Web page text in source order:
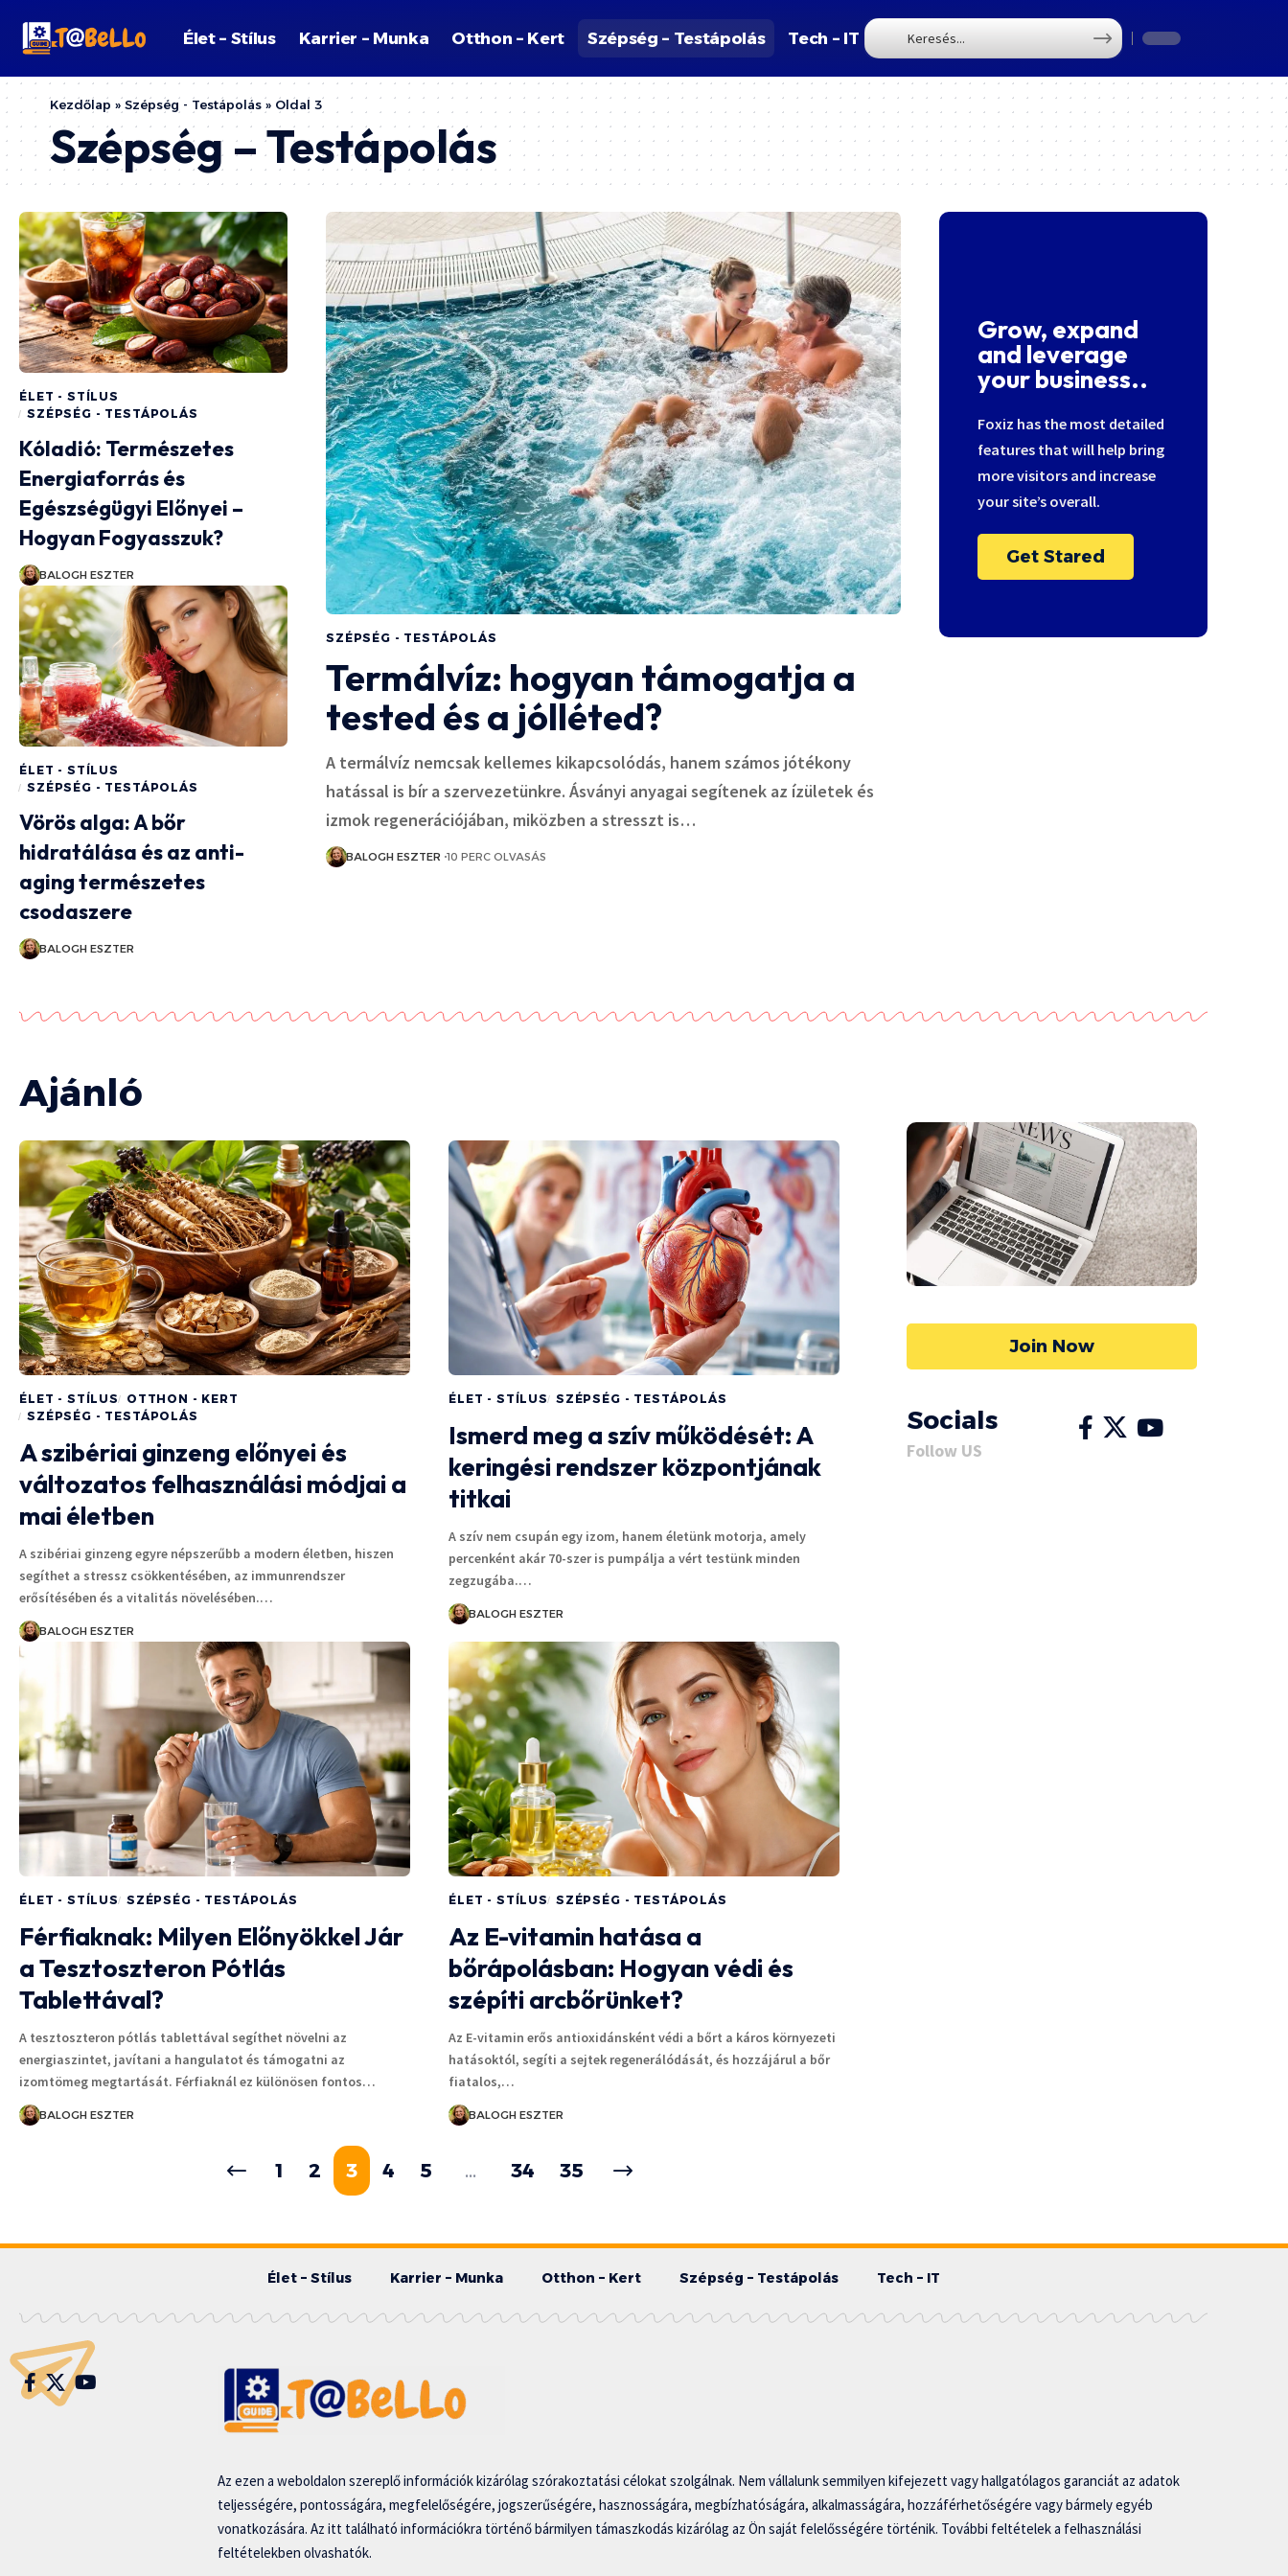
Élet – Stílus Karrier – Munka Otthon – Kert Szépség – Testápolás Tech – IT
Kezdőlap » Szépség - Testápolás » Oldal 3
Szépség – Testápolás
ÉLET - STÍLUS
SZÉPSÉG - TESTÁPOLÁS
Kóladió: Természetes
Energiaforrás és
Egészségügyi Előnyei –
Hogyan Fogyasszuk?
BALOGH ESZTER
ÉLET - STÍLUS
SZÉPSÉG - TESTÁPOLÁS
Vörös alga: A bőr
hidratálása és az anti-
aging természetes
csodaszere
BALOGH ESZTER
SZÉPSÉG - TESTÁPOLÁS
Termálvíz: hogyan támogatja a
tested és a jólléted?
A termálvíz nemcsak kellemes kikapcsolódás, hanem számos jótékony
hatással is bír a szervezetünkre. Ásványi anyagai segítenek az ízületek és
izmok regenerációjában, miközben a stresszt is…
BALOGH ESZTER 10 PERC OLVASÁS
Grow, expand
and leverage
your business..
Foxiz has the most detailed
features that will help bring
more visitors and increase
your site’s overall.
Get Stared
Ajánló
ÉLET - STÍLUS
OTTHON - KERT
SZÉPSÉG - TESTÁPOLÁS
A szibériai ginzeng előnyei és
változatos felhasználási módjai a
mai életben
A szibériai ginzeng egyre népszerűbb a modern életben, hiszen
segíthet a stressz csökkentésében, az immunrendszer
erősítésében és a vitalitás növelésében.…
BALOGH ESZTER
ÉLET - STÍLUS SZÉPSÉG - TESTÁPOLÁS
Ismerd meg a szív működését: A
keringési rendszer központjának
titkai
A szív nem csupán egy izom, hanem életünk motorja, amely
percenként akár 70-szer is pumpálja a vért testünk minden
zegzugába.…
BALOGH ESZTER
ÉLET - STÍLUS SZÉPSÉG - TESTÁPOLÁS
Férfiaknak: Milyen Előnyökkel Jár
a Tesztoszteron Pótlás
Tablettával?
A tesztoszteron pótlás tablettával segíthet növelni az
energiaszintet, javítani a hangulatot és támogatni az
izomtömeg megtartását. Férfiaknál ez különösen fontos…
BALOGH ESZTER
ÉLET - STÍLUS SZÉPSÉG - TESTÁPOLÁS
Az E-vitamin hatása a
bőrápolásban: Hogyan védi és
szépíti arcbőrünket?
Az E-vitamin erős antioxidánsként védi a bőrt a káros környezeti
hatásoktól, segíti a sejtek regenerálódását, és hozzájárul a bőr
fiatalos,…
BALOGH ESZTER
1 2 3 4 5 … 34 35
Join Now
Socials
Follow US
Élet – Stílus Karrier – Munka Otthon – Kert Szépség – Testápolás Tech – IT
Az ezen a weboldalon szereplő információk kizárólag szórakoztatási célokat szolgálnak. Nem vállalunk semmilyen kifejezett vagy hallgatólagos garanciát az adatok
teljességére, pontosságára, megfelelőségére, jogszerűségére, hasznosságára, megbízhatóságára, alkalmasságára, hozzáférhetőségére vagy bármely egyéb
vonatkozására. Az itt található információkra történő bármilyen támaszkodás kizárólag az Ön saját felelősségére történik. További feltételek a felhasználási
feltételekben olvashatók.